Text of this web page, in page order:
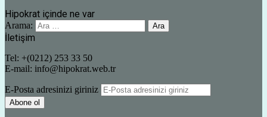
Hipokrat içinde ne var
Arama:
İletişim
Tel: +(0212) 253 33 50
E-mail: info@hipokrat.web.tr
E-Posta adresinizi giriniz